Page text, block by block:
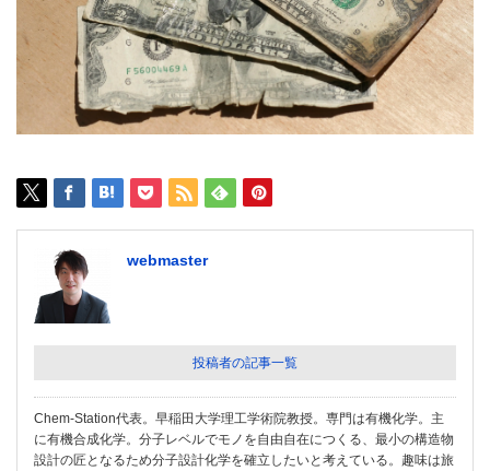
webmaster
投稿者の記事一覧
Chem-Station代表。早稲田大学理工学術院教授。専門は有機化学。主
に有機合成化学。分子レベルでモノを自由自在につくる、最小の構造物
設計の匠となるため分子設計化学を確立したいと考えている。趣味は旅